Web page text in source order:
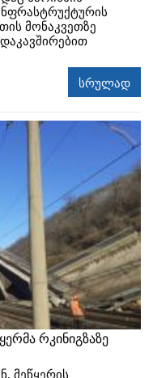
მონაკვეთზე
სრულად
რკინიგზაზე
მეწყერის